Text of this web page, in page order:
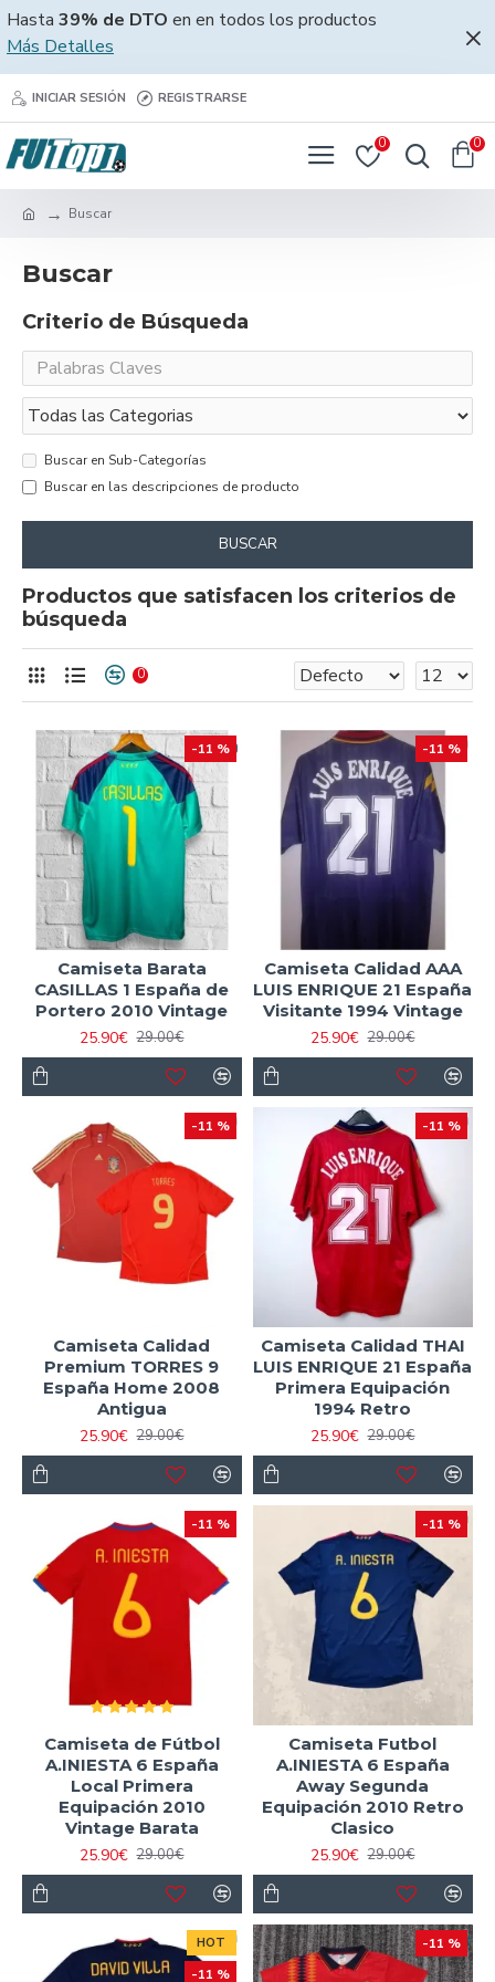
Hasta 39% de DTO en en todos los productos
Más Detalles
INICIAR SESIÓN REGISTRARSE
0 0
Buscar
Buscar
Criterio de Búsqueda
Buscar en Sub-Categorías
Buscar en las descripciones de producto
BUSCAR
Productos que satisfacen los criterios de
búsqueda
0
-11 %
Camiseta Barata
CASILLAS 1 España de
Portero 2010 Vintage
25.90€ 29.00€
-11 %
Camiseta Calidad AAA
LUIS ENRIQUE 21 España
Visitante 1994 Vintage
25.90€ 29.00€
-11 %
Camiseta Calidad
Premium TORRES 9
España Home 2008
Antigua
25.90€ 29.00€
-11 %
Camiseta Calidad THAI
LUIS ENRIQUE 21 España
Primera Equipación
1994 Retro
25.90€ 29.00€
-11 %
Camiseta de Fútbol
A.INIESTA 6 España
Local Primera
Equipación 2010
Vintage Barata
25.90€ 29.00€
-11 %
Camiseta Futbol
A.INIESTA 6 España
Away Segunda
Equipación 2010 Retro
Clasico
25.90€ 29.00€
HOT
-11 %
-11 %